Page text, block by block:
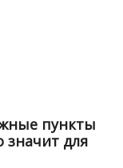
пункты
значит для